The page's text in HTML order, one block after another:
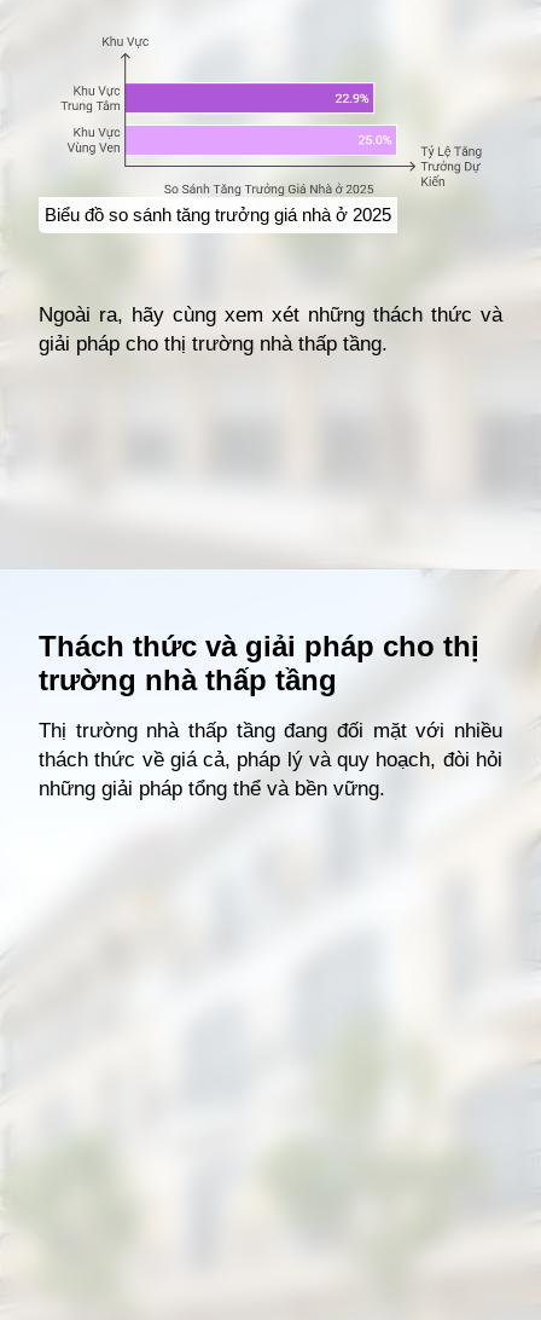
Biểu đồ so sánh tăng trưởng giá nhà ở 2025
Ngoài ra, hãy cùng xem xét những thách thức và
giải pháp cho thị trường nhà thấp tầng.
Thách thức và giải pháp cho thị
trường nhà thấp tầng
Thị trường nhà thấp tầng đang đối mặt với nhiều
thách thức về giá cả, pháp lý và quy hoạch, đòi hỏi
những giải pháp tổng thể và bền vững.